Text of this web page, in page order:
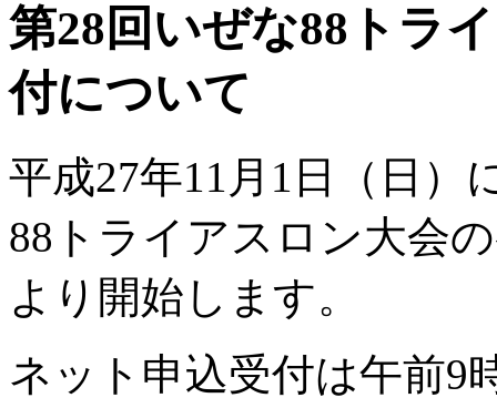
第28回いぜな88トラ
付について
平成27年11月1日（日）
88トライアスロン大会
より開始します。
ネット申込受付は午前9